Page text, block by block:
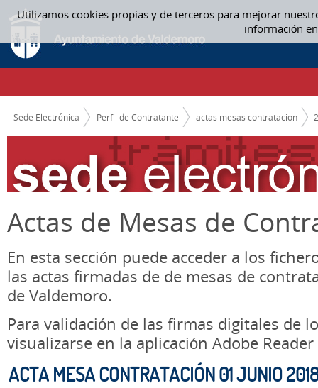
Utilizamos cookies propias y de terceros para mejorar
información
Saltar al contenido
ACTAS MESAS CONTRATACION
CAMINO DE MIGAS
Sede Electrónica Perfil de Contratante actas mesas contratacion
Actas de Mesas de
En esta sección puede acceder a los
las actas firmadas de de mesas de
de Valdemoro.
Para validación de las firmas digitales de
visualizarse en la aplicación Adobe Reader
ACTA MESA CONTRATACIÓN 01 JUNIO